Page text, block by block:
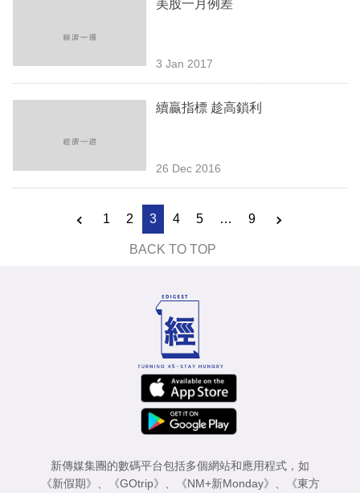
美股一月例差
3 Jan 2017
續贏指標 趁高鎖利
26 Dec 2016
1 2 3 4 5 … 9
BACK TO TOP
新傳媒集團的數碼平台包括多個網站和應用程式，如
《新假期》 、 《GOtrip》 、 《NM+新Monday》 、
《東方